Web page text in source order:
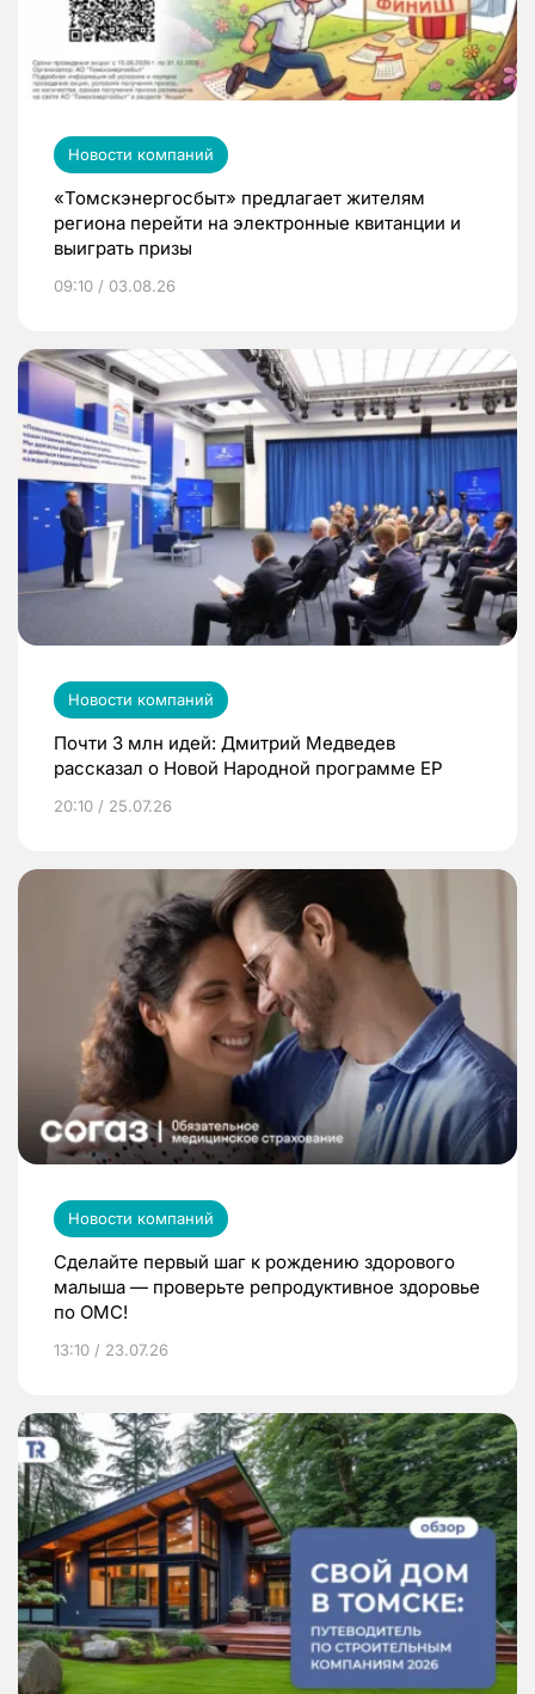
Новости компаний
«Томскэнергосбыт» предлагает жителям
региона перейти на электронные квитанции и
выиграть призы
09:10 / 03.08.26
Новости компаний
Почти 3 млн идей: Дмитрий Медведев
рассказал о Новой Народной программе ЕР
20:10 / 25.07.26
Новости компаний
Сделайте первый шаг к рождению здорового
малыша — проверьте репродуктивное здоровье
по ОМС!
13:10 / 23.07.26